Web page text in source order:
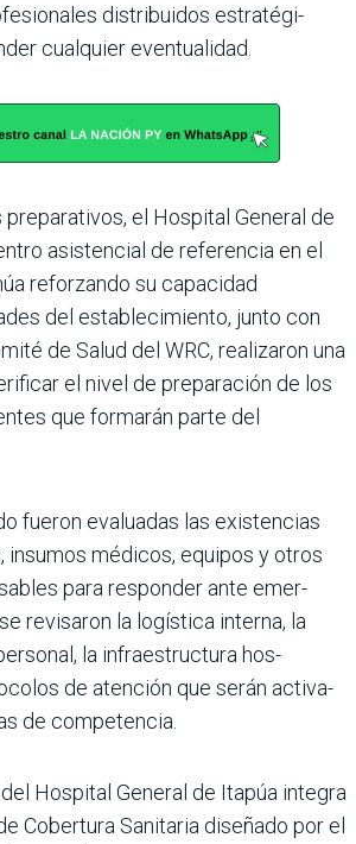
distribuidos estratégi­
cual­quier eventualidad.
el Hospital Gene­ral de
asistencial de referencia en el
reforzando su capacidad
del establecimiento, junto con
de Salud del WRC, realizaron una
el nivel de preparación de los
que formarán parte del
fueron evaluadas las existencias
insumos médicos, equipos y otros
para responder ante emer­
revi­saron la logística interna, la
la infraestructura hos­
de atención que serán activa­
de com­petencia.
Hos­pital General de Itapúa inte­gra
Cobertura Sanitaria dise­ñado por el